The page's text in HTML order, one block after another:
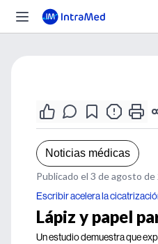
Noticias médicas
Publicado el 3 de agosto de
Escribir acelera la
Lápiz y papel
Un estudio demuestra que